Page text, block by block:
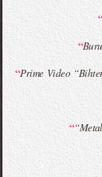
“
“Prime Video
“